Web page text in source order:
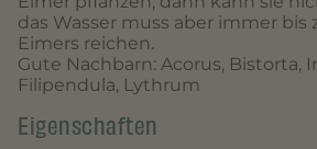
das Wasser muss aber immer bis
Eimers reichen.
Gute Nachbarn: Acorus, Bistorta,
Filipendula, Lythrum
Eigenschaften